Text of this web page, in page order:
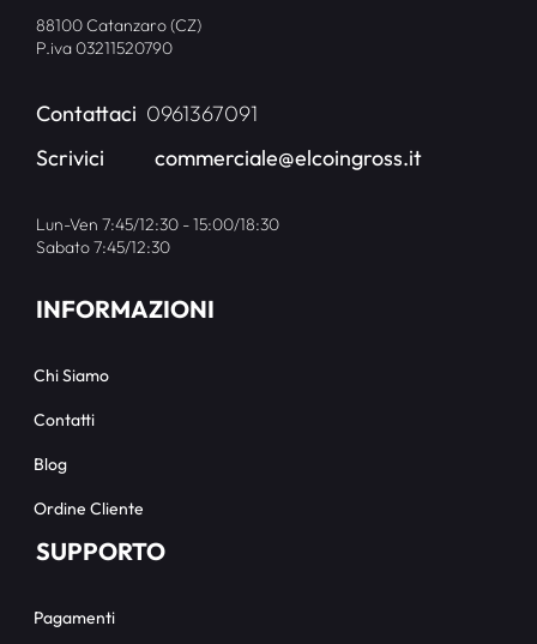
88100 Catanzaro (CZ)
P.iva 03211520790
Contattaci 0961367091
Scrivici
commerciale@elcoingross.it
Lun-Ven 7:45/12:30 - 15:00/18:30
Sabato 7:45/12:30
INFORMAZIONI
Chi Siamo
Contatti
Blog
Ordine Cliente
SUPPORTO
Pagamenti